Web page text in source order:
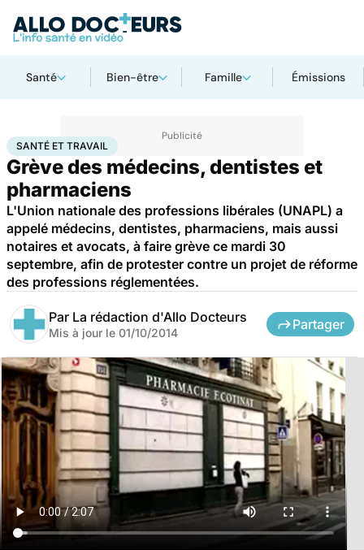
Santé Bien-être Famille Émissions
AccueilSantéSanté et travail
SANTÉ ET TRAVAIL
Grève des médecins, dentistes et
pharmaciens
L'Union nationale des professions libérales (UNAPL) a
appelé médecins, dentistes, pharmaciens, mais aussi
notaires et avocats, à faire grève ce mardi 30
septembre, afin de protester contre un projet de réforme
des professions réglementées.
Par La rédaction d'Allo Docteurs
Mis à jour le 01/10/2014
Partager